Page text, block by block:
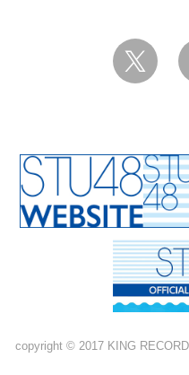
copyright © 2017 KING